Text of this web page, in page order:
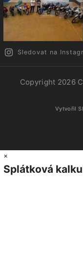
Sledovat na
Copyright 2026
Vytvořil
×
Splátková